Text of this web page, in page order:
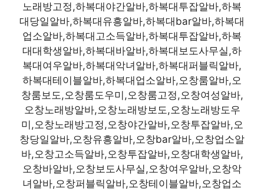
노래방고정,하복대야간알바,하복대투잡알바,하복
대당일알바,하복대유흥알바,하복대bar알바,하복대
업소알바,하복대고소득알바,하복대투잡알바,하복
대대학생알바,하복대바알바,하복대보도사무실,하
복대여우알바,하복대악녀알바,하복대퍼블릭알바,
하복대테이블알바,하복대업소알바,오창룸알바,오
창룸보도,오창룸도우미,오창룸고정,오창여성알바,
오창노래방알바,오창노래방보도,오창노래방도우
미,오창노래방고정,오창야간알바,오창투잡알바,오
창당일알바,오창유흥알바,오창bar알바,오창업소알
바,오창고소득알바,오창투잡알바,오창대학생알바,
오창바알바,오창보도사무실,오창여우알바,오창악
녀알바,오창퍼블릭알바,오창테이블알바,오창업소